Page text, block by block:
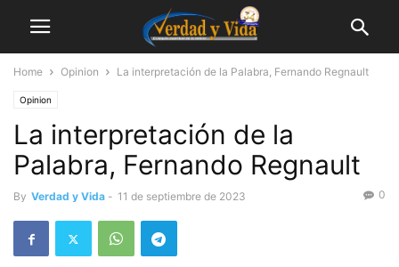
Home Opinion La interpretación de la Palabra, Fernando Regnault
Opinion
La interpretación de la
Palabra, Fernando Regnault
By Verdad y Vida - 11 de septiembre de 2023 0